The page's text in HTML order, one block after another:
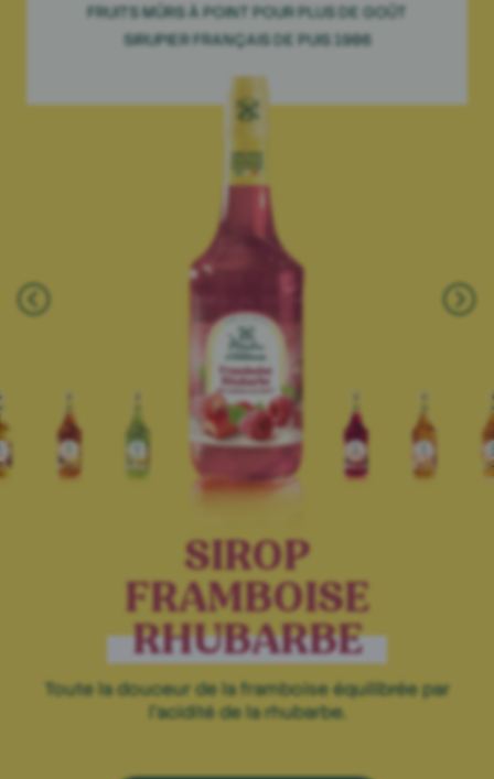
FRUITS MÛRS À POINT POUR PLUS DE GOÛT
SIRUPIER FRANÇAIS DE PUIS 1986
SIROP
FRAMBOISE
RHUBARBE
Toute la douceur de la framboise équilibrée par
l'acidité de la rhubarbe.